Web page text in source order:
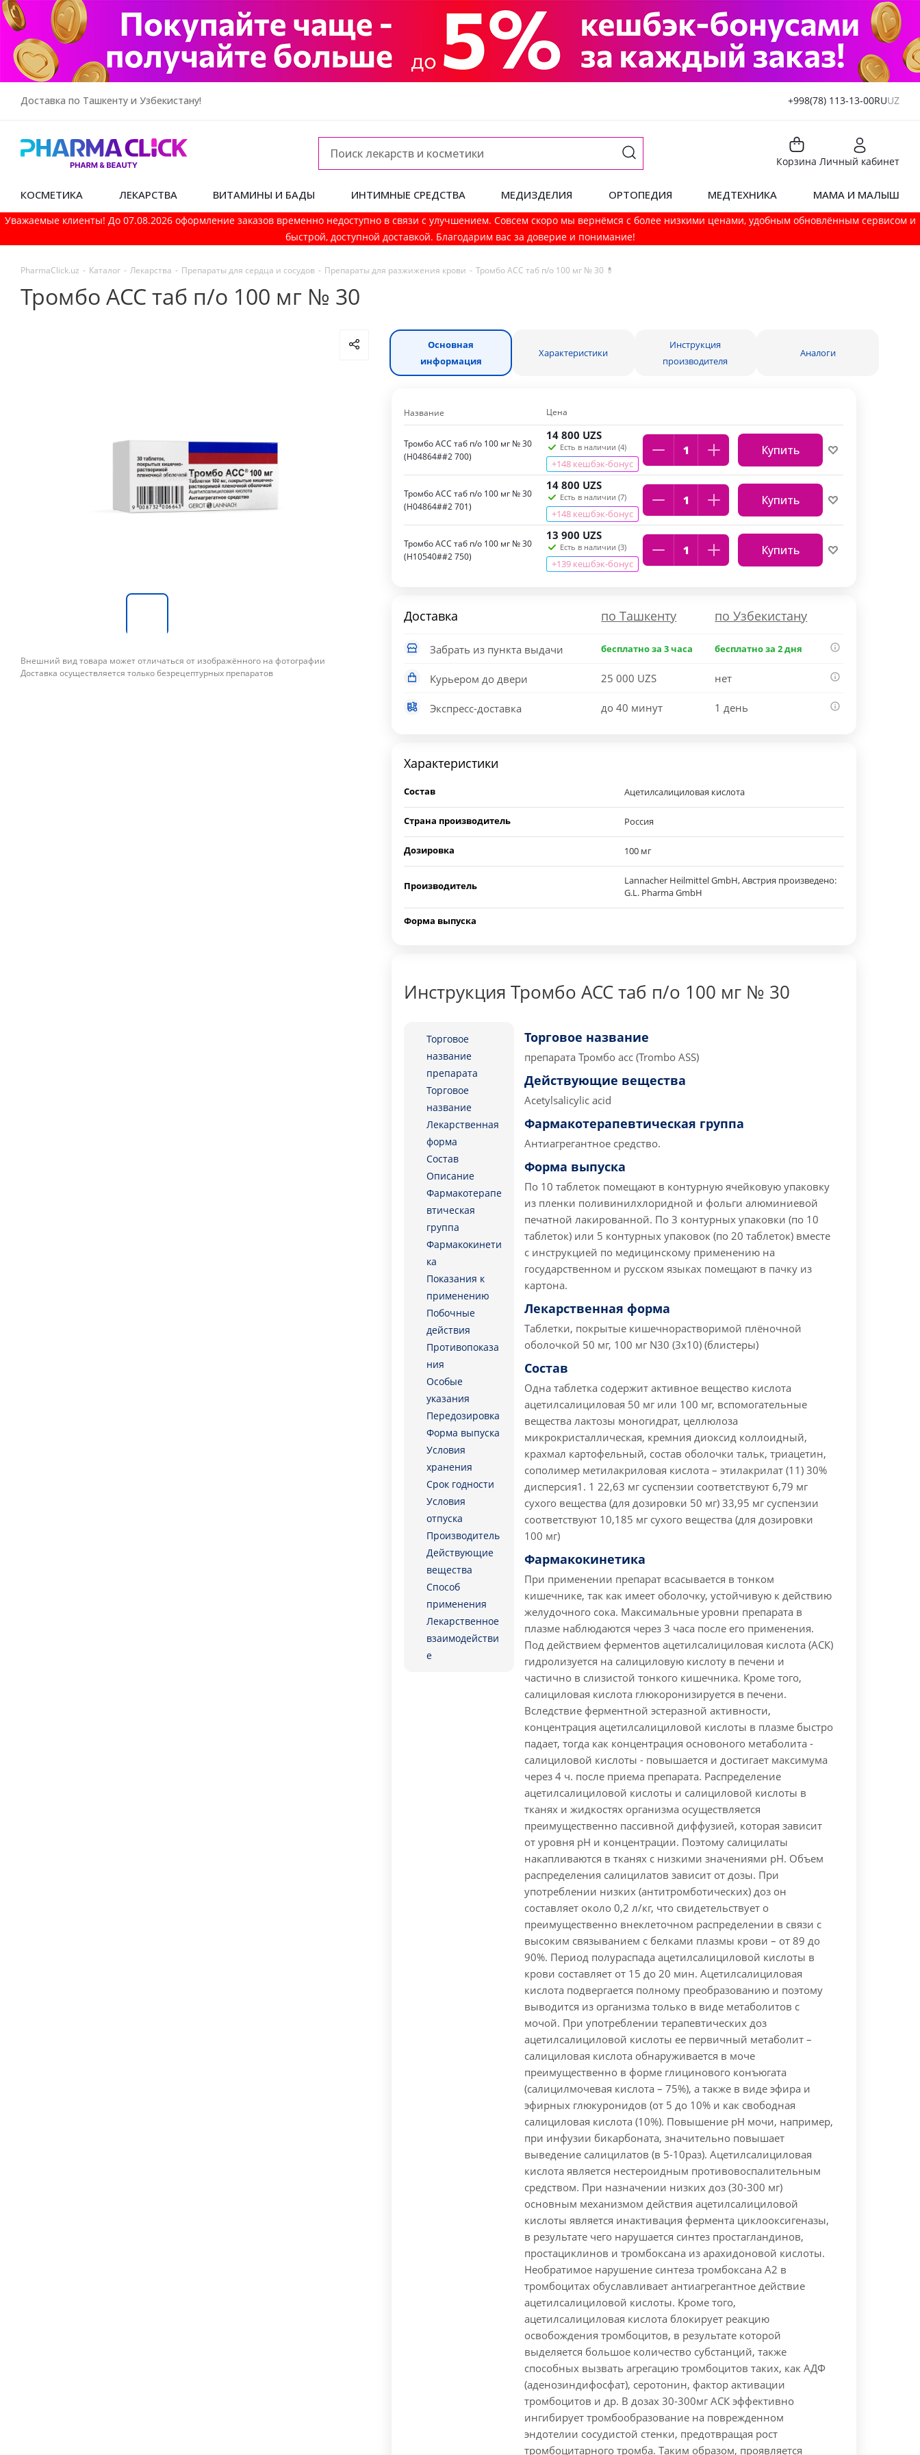
Доставка по Ташкенту и Узбекистану! +998(78) 113-13-00RUUZ
Корзина Личный кабинет
КОСМЕТИКА ЛЕКАРСТВА ВИТАМИНЫ И БАДЫ ИНТИМНЫЕ СРЕДСТВА МЕДИЗДЕЛИЯ ОРТОПЕДИЯ МЕДТЕХНИКА МАМА И МАЛЫШ
Уважаемые клиенты! До 07.08.2026 оформление заказов временно недоступно в связи с улучшением. Совсем скоро мы вернёмся с более низкими ценами, удобным обновлённым сервисом и
быстрой, доступной доставкой. Благодарим вас за доверие и понимание!
PharmaСlick.uz - Каталог - Лекарства - Препараты для сердца и сосудов - Препараты для разжижения крови - Тромбо АСС таб п/о 100 мг № 30 💊
Тромбо АСС таб п/о 100 мг № 30
Внешний вид товара может отличаться от изображённого на фотографии
Доставка осуществляется только безрецептурных препаратов
Основная
информация
Характеристики
Инструкция
производителя
Аналоги
Название Цена
Тромбо АСС таб п/о 100 мг № 30
(Н04864##2 700)
14 800 UZS
Есть в наличии (4)
+148 кешбэк-бонус
Купить
Тромбо АСС таб п/о 100 мг № 30
(Н04864##2 701)
14 800 UZS
Есть в наличии (7)
+148 кешбэк-бонус
Купить
Тромбо АСС таб п/о 100 мг № 30
(H10540##2 750)
13 900 UZS
Есть в наличии (3)
+139 кешбэк-бонус
Купить
Доставка по Ташкенту по Узбекистану
Забрать из пункта выдачи бесплатно за 3 часа бесплатно за 2 дня
Курьером до двери 25 000 UZS нет
Экспресс-доставка до 40 минут 1 день
Характеристики
Состав Ацетилсалициловая кислота
Страна производитель Россия
Дозировка 100 мг
Производитель
Lannacher Heilmittel GmbH, Австрия произведено:
G.L. Pharma GmbH
Форма выпуска
Инструкция Тромбо АСС таб п/о 100 мг № 30
Торговое
название
препарата
Торговое
название
Лекарственная
форма
Состав
Описание
Фармакотерапе
втическая
группа
Фармакокинети
ка
Показания к
применению
Побочные
действия
Противопоказа
ния
Особые
указания
Передозировка
Форма выпуска
Условия
хранения
Срок годности
Условия
отпуска
Производитель
Действующие
вещества
Способ
применения
Лекарственное
взаимодействи
е
Торговое название
препарата Тромбо асс (Trombo ASS)
Действующие вещества
Acetylsalicylic acid
Фармакотерапевтическая группа
Антиагрегантное средство.
Форма выпуска
По 10 таблеток помещают в контурную ячейковую упаковку
из пленки поливинилхлоридной и фольги алюминиевой
печатной лакированной. По 3 контурных упаковки (по 10
таблеток) или 5 контурных упаковок (по 20 таблеток) вместе
с инструкцией по медицинскому применению на
государственном и русском языках помещают в пачку из
картона.
Лекарственная форма
Таблетки, покрытые кишечнорастворимой плёночной
оболочкой 50 мг, 100 мг N30 (3x10) (блистеры)
Состав
Одна таблетка содержит активное вещество кислота
ацетилсалициловая 50 мг или 100 мг, вспомогательные
вещества лактозы моногидрат, целлюлоза
микрокристаллическая, кремния диоксид коллоидный,
крахмал картофельный, состав оболочки тальк, триацетин,
сополимер метилакриловая кислота – этилакрилат (11) 30%
дисперсия1. 1 22,63 мг суспензии соответствуют 6,79 мг
сухого вещества (для дозировки 50 мг) 33,95 мг суспензии
соответствуют 10,185 мг сухого вещества (для дозировки
100 мг)
Фармакокинетика
При применении препарат всасывается в тонком
кишечнике, так как имеет оболочку, устойчивую к действию
желудочного сока. Максимальные уровни препарата в
плазме наблюдаются через 3 часа после его применения.
Под действием ферментов ацетилсалициловая кислота (АСК)
гидролизуется на салициловую кислоту в печени и
частично в слизистой тонкого кишечника. Кроме того,
салициловая кислота глюкоронизируется в печени.
Вследствие ферментной эстеразной активности,
концентрация ацетилсалициловой кислоты в плазме быстро
падает, тогда как концентрация основоного метаболита -
салициловой кислоты - повышается и достигает максимума
через 4 ч. после приема препарата. Распределение
ацетилсалициловой кислоты и салициловой кислоты в
тканях и жидкостях организма осуществляется
преимущественно пассивной диффузией, которая зависит
от уровня pH и концентрации. Поэтому салицилаты
накапливаются в тканях с низкими значениями pH. Объем
распределения салицилатов зависит от дозы. При
употреблении низких (антитромботических) доз он
составляет около 0,2 л/кг, что свидетельствует о
преимущественно внеклеточном распределении в связи с
высоким связыванием с белками плазмы крови – от 89 до
90%. Период полураспада ацетилсалициловой кислоты в
крови составляет от 15 до 20 мин. Ацетилсалициловая
кислота подвергается полному преобразованию и поэтому
выводится из организма только в виде метаболитов с
мочой. При употреблении терапевтических доз
ацетилсалициловой кислоты ее первичный метаболит –
салициловая кислота обнаруживается в моче
преимущественно в форме глицинового конъюгата
(салицилмочевая кислота – 75%), а также в виде эфира и
эфирных глюкуронидов (от 5 до 10% и как свободная
салициловая кислота (10%). Повышение pH мочи, например,
при инфузии бикарбоната, значительно повышает
выведение салицилатов (в 5-10раз). Ацетилсалициловая
кислота является нестероидным противовоспалительным
средством. При назначении низких доз (30-300 мг)
основным механизмом действия ацетилсалициловой
кислоты является инактивация фермента циклооксигеназы,
в результате чего нарушается синтез простагландинов,
простациклинов и тромбоксана из арахидоновой кислоты.
Необратимое нарушение синтеза тромбоксана А2 в
тромбоцитах обуславливает антиагрегантное действие
ацетилсалициловой кислоты. Кроме того,
ацетилсалициловая кислота блокирует реакцию
освобождения тромбоцитов, в результате которой
выделяется большое количество субстанций, также
способных вызвать агрегацию тромбоцитов таких, как АДФ
(аденозиндифосфат), серотонин, фактор активации
тромбоцитов и др. В дозах 30-300мг АСК эффективно
ингибирует тромбообразование на поврежденном
эндотелии сосудистой стенки, предотвращая рост
тромбоцитарного тромба. Таким образом, проявляется